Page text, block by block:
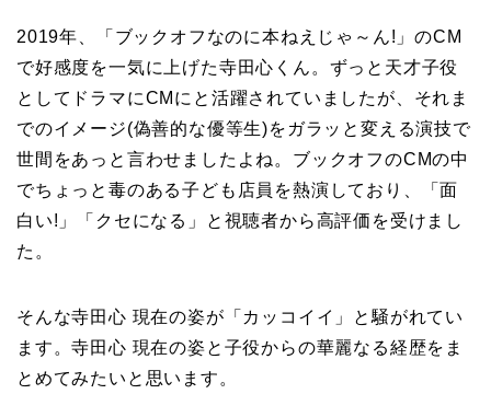
2019年、「ブックオフなのに本ねえじゃ～ん!」のCM
で好感度を一気に上げた寺田心くん。ずっと天才子役
としてドラマにCMにと活躍されていましたが、それま
でのイメージ(偽善的な優等生)をガラッと変える演技で
世間をあっと言わせましたよね。ブックオフのCMの中
でちょっと毒のある子ども店員を熱演しており、「面
白い!」「クセになる」と視聴者から高評価を受けまし
た。
そんな寺田心 現在の姿が「カッコイイ」と騒がれてい
ます。寺田心 現在の姿と子役からの華麗なる経歴をま
とめてみたいと思います。